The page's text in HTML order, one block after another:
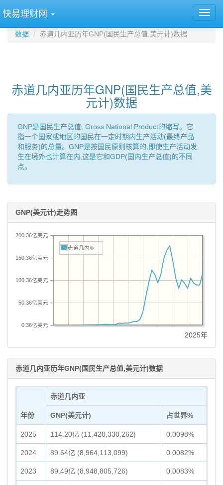
快易理财网
数据 赤道几内亚历年GNP(国民生产总值,美元计)数据
赤道几内亚历年GNP(国民生产总值,美
元计)数据
GNP是国民生产总值, Gross National Product的缩写。它
指一个国家或地区的国民在一定时期内生产活动(最终产品
和服务)的总量。GNP是按国民原则核算的,即使生产活动发
生在境外也计算在内,这是它和GDP(国内生产总值)的不同
点。
GNP(美元计)走势图
0.36亿美元
50.36亿美元
100.36亿美元
150.36亿美元
200.36亿美元
赤道几内亚
2025年
赤道几内亚历年GNP(国民生产总值,美元计)数据
年份
赤道几内亚
GNP(美元计) 占世界%
2025 114.20亿 (11,420,330,262) 0.0098%
2024 89.64亿 (8,964,113,099) 0.0082%
2023 89.49亿 (8,948,805,726) 0.0083%